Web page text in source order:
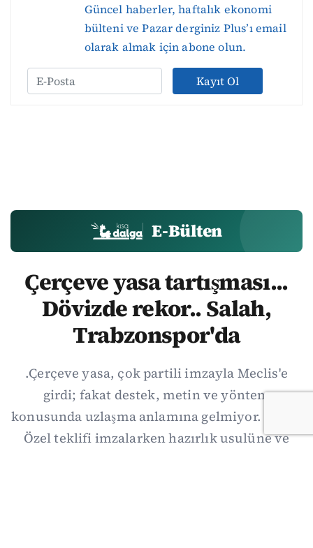
Güncel haberler, haftalık ekonomi
bülteni ve Pazar derginiz Plus’ı email
olarak almak için abone olun.
Kayıt Ol
E-Bülten
Çerçeve yasa tartışması...
Dövizde rekor.. Salah,
Trabzonspor'da
.Çerçeve yasa, çok partili imzayla Meclis'e
girdi; fakat destek, metin ve yöntem
konusunda uzlaşma anlamına gelmiyor. Özgür
Özel teklifi imzalarken hazırlık usulüne ve